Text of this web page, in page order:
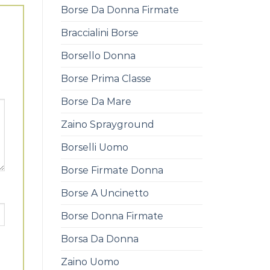
Borse Da Donna Firmate
Braccialini Borse
Borsello Donna
Borse Prima Classe
Borse Da Mare
Zaino Sprayground
Borselli Uomo
Borse Firmate Donna
Borse A Uncinetto
Borse Donna Firmate
Borsa Da Donna
Zaino Uomo